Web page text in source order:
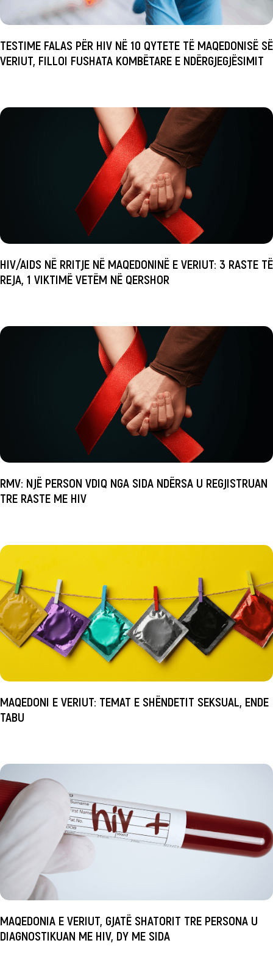
TESTIME FALAS PËR HIV NË 10 QYTETE TË MAQEDONISË SË
VERIUT, FILLOI FUSHATA KOMBËTARE E NDËRGJEGJËSIMIT
HIV/AIDS NË RRITJE NË MAQEDONINË E VERIUT: 3 RASTE TË
REJA, 1 VIKTIMË VETËM NË QERSHOR
RMV: NJË PERSON VDIQ NGA SIDA NDËRSA U REGJISTRUAN
TRE RASTE ME HIV
MAQEDONI E VERIUT: TEMAT E SHËNDETIT SEKSUAL, ENDE
TABU
MAQEDONIA E VERIUT, GJATË SHATORIT TRE PERSONA U
DIAGNOSTIKUAN ME HIV, DY ME SIDA